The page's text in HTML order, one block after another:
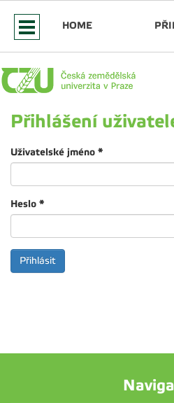
HOME
Přihlášení
Uživatelské jméno *
Heslo *